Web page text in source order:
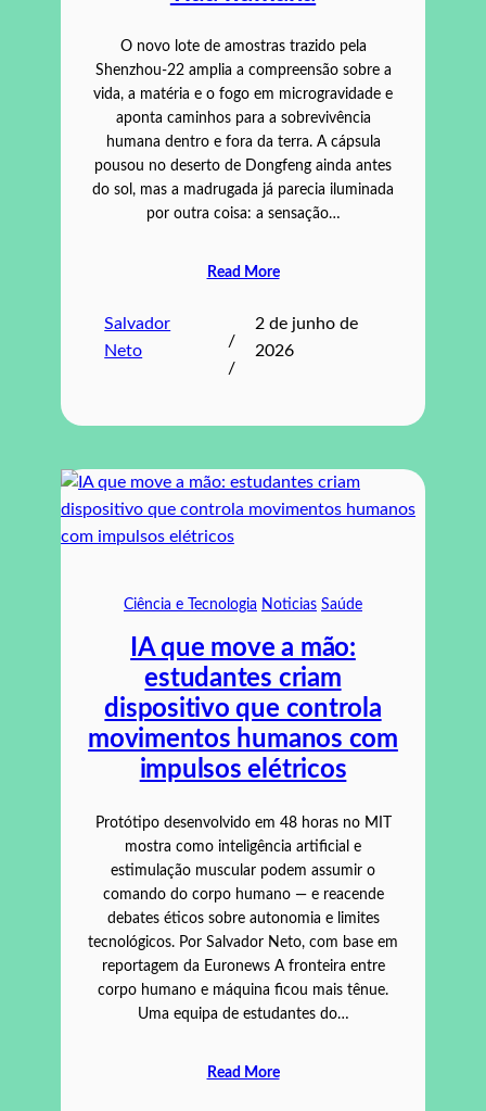
O novo lote de amostras trazido pela
Shenzhou‑22 amplia a compreensão sobre a
vida, a matéria e o fogo em microgravidade e
aponta caminhos para a sobrevivência
humana dentro e fora da terra. A cápsula
pousou no deserto de Dongfeng ainda antes
do sol, mas a madrugada já parecia iluminada
por outra coisa: a sensação…
Read More
Salvador
Neto
/
/
2 de junho de
2026
Ciência e Tecnologia Noticias Saúde
IA que move a mão:
estudantes criam
dispositivo que controla
movimentos humanos com
impulsos elétricos
Protótipo desenvolvido em 48 horas no MIT
mostra como inteligência artificial e
estimulação muscular podem assumir o
comando do corpo humano — e reacende
debates éticos sobre autonomia e limites
tecnológicos. Por Salvador Neto, com base em
reportagem da Euronews A fronteira entre
corpo humano e máquina ficou mais tênue.
Uma equipa de estudantes do…
Read More